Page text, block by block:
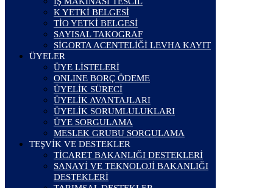
K YETKİ BELGESİ
TİO YETKİ BELGESİ
SAYISAL TAKOGRAF
SİGORTA ACENTELİĞİ LEVHA KAYIT
ÜYELER
ÜYE LİSTELERİ
ONLINE BORÇ ÖDEME
ÜYELİK SÜRECİ
ÜYELİK AVANTAJLARI
ÜYELİK SORUMLULUKLARI
ÜYE SORGULAMA
MESLEK GRUBU SORGULAMA
TEŞVİK VE DESTEKLER
TİCARET BAKANLIĞI DESTEKLERİ
SANAYİ VE TEKNOLOJİ BAKANLIĞI
DESTEKLERİ